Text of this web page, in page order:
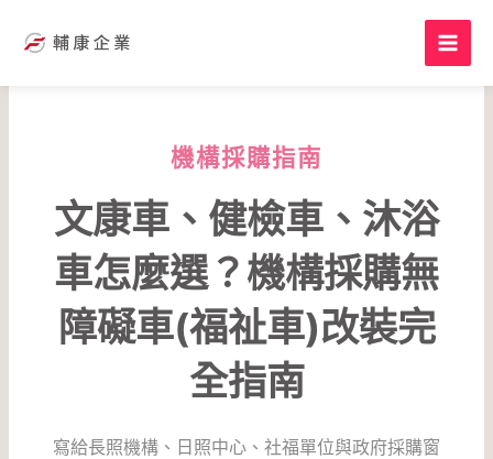
機構採購指南
文康車、健檢車、沐浴
車怎麼選？機構採購無
障礙車(福祉車)改裝完
全指南
寫給長照機構、日照中心、社福單位與政府採購窗